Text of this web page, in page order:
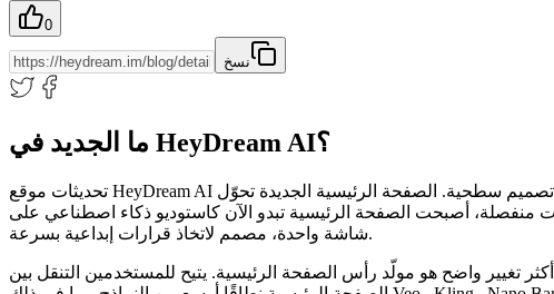
0
نسخ
ما الجديد في HeyDream AI؟
منفصلة، أصبحت الصفحة الرئيسية تبدو الآن كاستوديو ذكاء اصطناعي على
شاشة واحدة، مصمم لاتخاذ قرارات إبداعية بسرعة.
أكثر تغيير واضح هو مولّد رأس الصفحة الرئيسية. يتيح للمستخدمين التنقل بين AI Video وAI Image و3D AI، ثم اختيار المدخلات والنماذج ونسبة الأبعاد وإعدادات اللوحات وإلهام الموجه قبل التوليد. كما تُبرز